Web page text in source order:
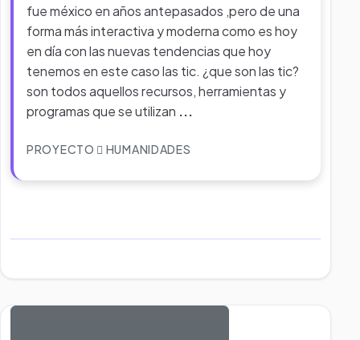
fue méxico en años antepasados ,pero de una
forma más interactiva y moderna como es hoy
en día con las nuevas tendencias que hoy
tenemos en este caso las tic. ¿que son las tic?
son todos aquellos recursos, herramientas y
programas que se utilizan ...
PROYECTO HUMANIDADES